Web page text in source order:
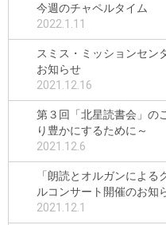
今週のチャペルタイム
2022.1.11
スミス・ミッションセン
お知らせ
2021.12.16
第３回「北星読書会」の
り豊かにするために～
2021.12.6
「朗読とオルガンによ
ルコンサート開催のお知
2021.12.1